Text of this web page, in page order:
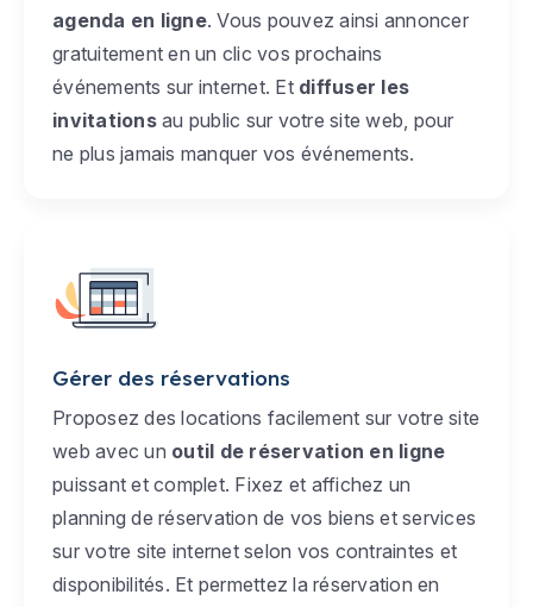
agenda en ligne. Vous pouvez ainsi annoncer
gratuitement en un clic vos prochains
événements sur internet. Et diffuser les
invitationsau public sur votre site web, pour
ne plus jamais manquer vos événements.
Gérer des réservations
Proposez des locations facilement sur votre site
web avec un outil de réservation en ligne
puissant et complet. Fixez et affichez un
planning de réservation de vos biens et services
sur votre site internet selon vos contraintes et
disponibilités. Et permettez la réservation en